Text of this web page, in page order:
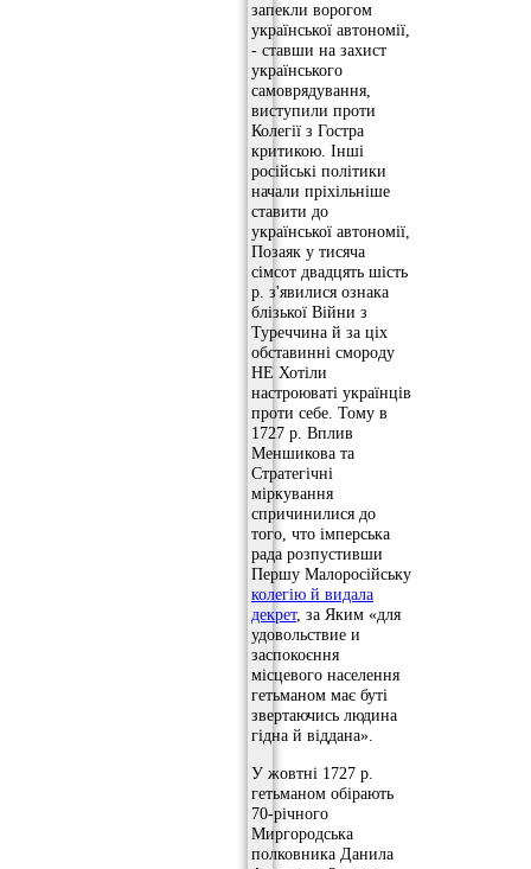
запекли ворогом
української автономії,
- ставши на захист
українського
самоврядування,
виступили проти
Колегії з Гостра
критикою. Інші
російські політики
начали пріхільніше
ставити до
української автономії,
Позаяк у тисяча
сімсот двадцять шість
р. з'явилися ознака
блізької Війни з
Туреччина й за ціх
обставинні смороду
НЕ Хотіли
настроюваті українців
проти себе. Тому в
1727 р. Вплив
Меншикова та
Стратегічні
міркування
спричинилися до
того, что імперська
рада розпустивши
Першу Малоросійську
колегію й видала
декрет, за Яким «для
удовольствие и
заспокоєння
місцевого населення
гетьманом має буті
звертаючись людина
гідна й віддана».
У жовтні 1727 р.
гетьманом обірають
70-річного
Миргородська
полковника Данила